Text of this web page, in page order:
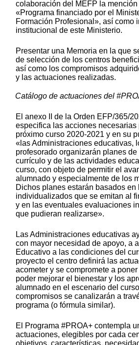
colaboración del MEFP la
«Programa financiado por el
Formación Profesional», así como
institucional de este Ministerio.
Presentar una Memoria en la que
de selección de los centros
así como los compromisos
y las actuaciones realizadas.
Catálogo de actuaciones del
El anexo II de la Orden EFP/365/
especifica las acciones necesarias
próximo curso 2020-2021 y en su
«las Administraciones educativas,
profesorado organizarán planes de
currículo y de las actividades
curso, con objeto de permitir el
alumnado y especialmente de los
Dichos planes estarán basados en
individualizados que se emitan al
y en las eventuales evaluaciones
que pudieran realizarse».
Las Administraciones educativas
con mayor necesidad de apoyo, a
Educativo a las condiciones del
proyecto el centro definirá las
acometer y se compromete a
poder mejorar el bienestar y los
alumnado en el escenario del
compromisos se canalizarán a
programa (o fórmula similar).
El Programa #PROA+ contempla
actuaciones, elegibles por cada